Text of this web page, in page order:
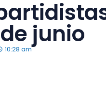
junio
10:28 am